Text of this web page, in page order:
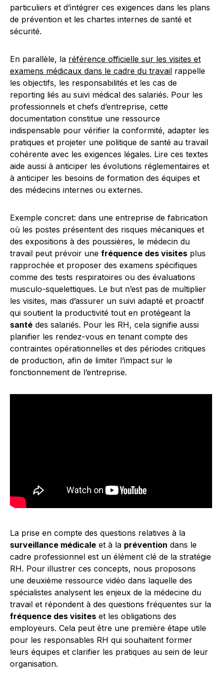
particuliers et d’intégrer ces exigences dans les plans
de prévention et les chartes internes de santé et
sécurité.
En parallèle, la référence officielle sur les visites et
examens médicaux dans le cadre du travail rappelle
les objectifs, les responsabilités et les cas de
reporting liés au suivi médical des salariés. Pour les
professionnels et chefs d’entreprise, cette
documentation constitue une ressource
indispensable pour vérifier la conformité, adapter les
pratiques et projeter une politique de santé au travail
cohérente avec les exigences légales. Lire ces textes
aide aussi à anticiper les évolutions réglementaires et
à anticiper les besoins de formation des équipes et
des médecins internes ou externes.
Exemple concret: dans une entreprise de fabrication
où les postes présentent des risques mécaniques et
des expositions à des poussières, le médecin du
travail peut prévoir une fréquence des visites plus
rapprochée et proposer des examens spécifiques
comme des tests respiratoires ou des évaluations
musculo-squelettiques. Le but n’est pas de multiplier
les visites, mais d’assurer un suivi adapté et proactif
qui soutient la productivité tout en protégeant la
santé des salariés. Pour les RH, cela signifie aussi
planifier les rendez-vous en tenant compte des
contraintes opérationnelles et des périodes critiques
de production, afin de limiter l’impact sur le
fonctionnement de l’entreprise.
La prise en compte des questions relatives à la
surveillance médicale et à la prévention dans le
cadre professionnel est un élément clé de la stratégie
RH. Pour illustrer ces concepts, nous proposons
une deuxième ressource vidéo dans laquelle des
spécialistes analysent les enjeux de la médecine du
travail et répondent à des questions fréquentes sur la
fréquence des visites et les obligations des
employeurs. Cela peut être une première étape utile
pour les responsables RH qui souhaitent former
leurs équipes et clarifier les pratiques au sein de leur
organisation.